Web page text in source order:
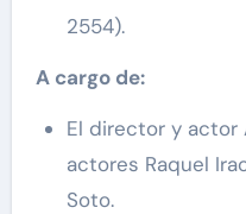
2554).
A cargo de:
El director y actor
actores Raquel
Soto.